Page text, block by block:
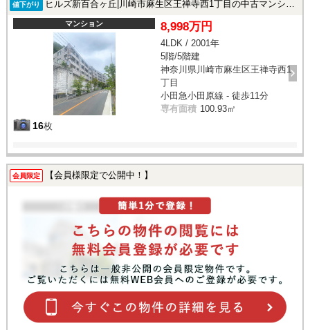
値下がり ヒルズ新百合ヶ丘|川崎市麻生区王禅寺西1丁目の中古マンション
マンション
16枚
8,998万円
4LDK / 2001年
5階/5階建
神奈川県川崎市麻生区王禅寺西1
丁目
小田急小田原線 - 徒歩11分
専有面積 100.93㎡
会員限定 【会員様限定で公開中！】